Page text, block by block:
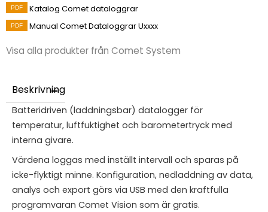
Katalog Comet dataloggrar
Manual Comet Dataloggrar Uxxxx
Visa alla produkter från Comet System
Beskrivning
Batteridriven (laddningsbar) datalogger för
temperatur, luftfuktighet och barometertryck med
interna givare.
Värdena loggas med inställt intervall och sparas på
icke-flyktigt minne. Konfiguration, nedladdning av data,
analys och export görs via USB med den kraftfulla
programvaran Comet Vision som är gratis.